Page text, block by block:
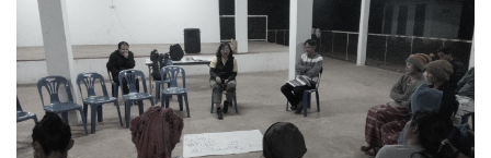
ข้อมูลพลังงาน
พลังงานชุมชน
เทคโนโลยีพลังงานชุมชน